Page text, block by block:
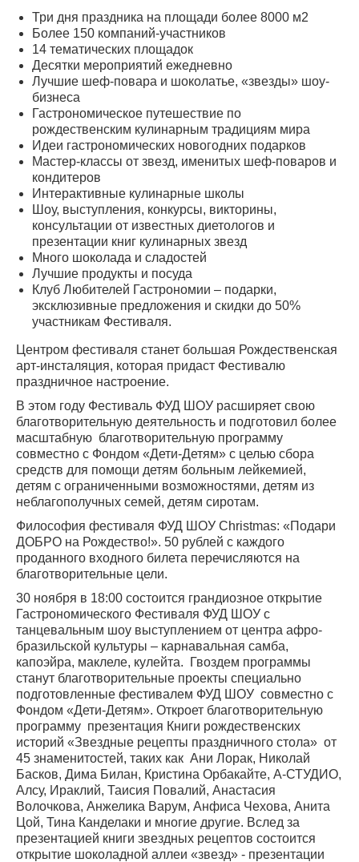
Три дня праздника на площади более 8000 м2
Более 150 компаний-участников
14 тематических площадок
Десятки мероприятий ежедневно
Лучшие шеф-повара и шоколатье, «звезды» шоу-
бизнеса
Гастрономическое путешествие по
рождественским кулинарным традициям мира
Идеи гастрономических новогодних подарков
Мастер-классы от звезд, именитых шеф-поваров и
кондитеров
Интерактивные кулинарные школы
Шоу, выступления, конкурсы, викторины,
консультации от известных диетологов и
презентации книг кулинарных звезд
Много шоколада и сладостей
Лучшие продукты и посуда
Клуб Любителей Гастрономии – подарки,
эксклюзивные предложения и скидки до 50%
участникам Фестиваля.
Центром фестиваля станет большая Рождественская
арт-инсталяция, которая придаст Фестивалю
праздничное настроение.
В этом году Фестиваль ФУД ШОУ расширяет свою
благотворительную деятельность и подготовил более
масштабную благотворительную программу
совместно с Фондом «Дети-Детям» с целью сбора
средств для помощи детям больным лейкемией,
детям с ограниченными возможностями, детям из
неблагополучных семей, детям сиротам.
Философия фестиваля ФУД ШОУ Christmas: «Подари
ДОБРО на Рождество!». 50 рублей с каждого
проданного входного билета перечисляются на
благотворительные цели.
30 ноября в 18:00 состоится грандиозное открытие
Гастрономического Фестиваля ФУД ШОУ с
танцевальным шоу выступлением от центра афро-
бразильской культуры – карнавальная самба,
капоэйра, маклеле, кулейта. Гвоздем программы
станут благотворительные проекты специально
подготовленные фестивалем ФУД ШОУ совместно с
Фондом «Дети-Детям». Откроет благотворительную
программу презентация Книги рождественских
историй «Звездные рецепты праздничного стола» от
45 знаменитостей, таких как Ани Лорак, Николай
Басков, Дима Билан, Кристина Орбакайте, А-СТУДИО,
Алсу, Ираклий, Таисия Повалий, Анастасия
Волочкова, Анжелика Варум, Анфиса Чехова, Анита
Цой, Тина Канделаки и многие другие. Вслед за
презентацией книги звездных рецептов состоится
открытие шоколадной аллеи «звезд» - презентации